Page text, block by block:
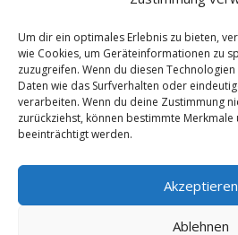
Um dir ein optimales Erlebnis zu bieten,
wie Cookies, um Geräteinformationen zu
zuzugreifen. Wenn du diesen
Daten wie das Surfverhalten oder
verarbeiten. Wenn du deine Zustimmung
zurückziehst, können bestimmte Merkmale
beeinträchtigt werden.
Akzeptieren
Ablehnen
Wollbrandshausen
Glasehausen
Weißenborn-Lüderode
Silkerode
Gieboldehausen
Steinbach bei Heilbad